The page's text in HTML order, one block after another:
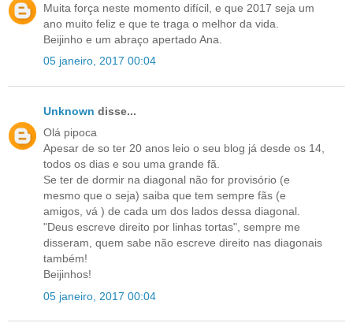
Muita força neste momento difícil, e que 2017 seja um
ano muito feliz e que te traga o melhor da vida.
Beijinho e um abraço apertado Ana.
05 janeiro, 2017 00:04
Unknown disse...
Olá pipoca
Apesar de so ter 20 anos leio o seu blog já desde os 14,
todos os dias e sou uma grande fã.
Se ter de dormir na diagonal não for provisório (e
mesmo que o seja) saiba que tem sempre fãs (e
amigos, vá ) de cada um dos lados dessa diagonal.
"Deus escreve direito por linhas tortas", sempre me
disseram, quem sabe não escreve direito nas diagonais
também!
Beijinhos!
05 janeiro, 2017 00:04